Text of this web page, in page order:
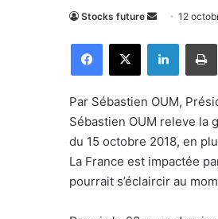
Stocks future
v
o
n
c
12
Par Sébastien OUM,
Sébastien OUM releve la
du 15 octobre 2018, en
La France est impactée
pourrait s’éclaircir au